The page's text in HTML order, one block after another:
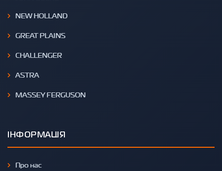
NEW HOLLAND
GREAT PLAINS
CHALLENGER
ASTRA
MASSEY FERGUSON
ІНФОРМАЦІЯ
Про нас